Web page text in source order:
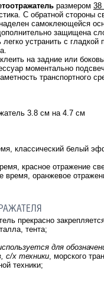
размером 38
С обратной стороны
самоклеющейся
защищена
устранить с гладкой
на задние или
моментально
транспортного
3.8 см на 4.7 см
классический белый
красное отражение
время, оранжевое
прекрасно
тента;
для
с/х техники, морского
техники;